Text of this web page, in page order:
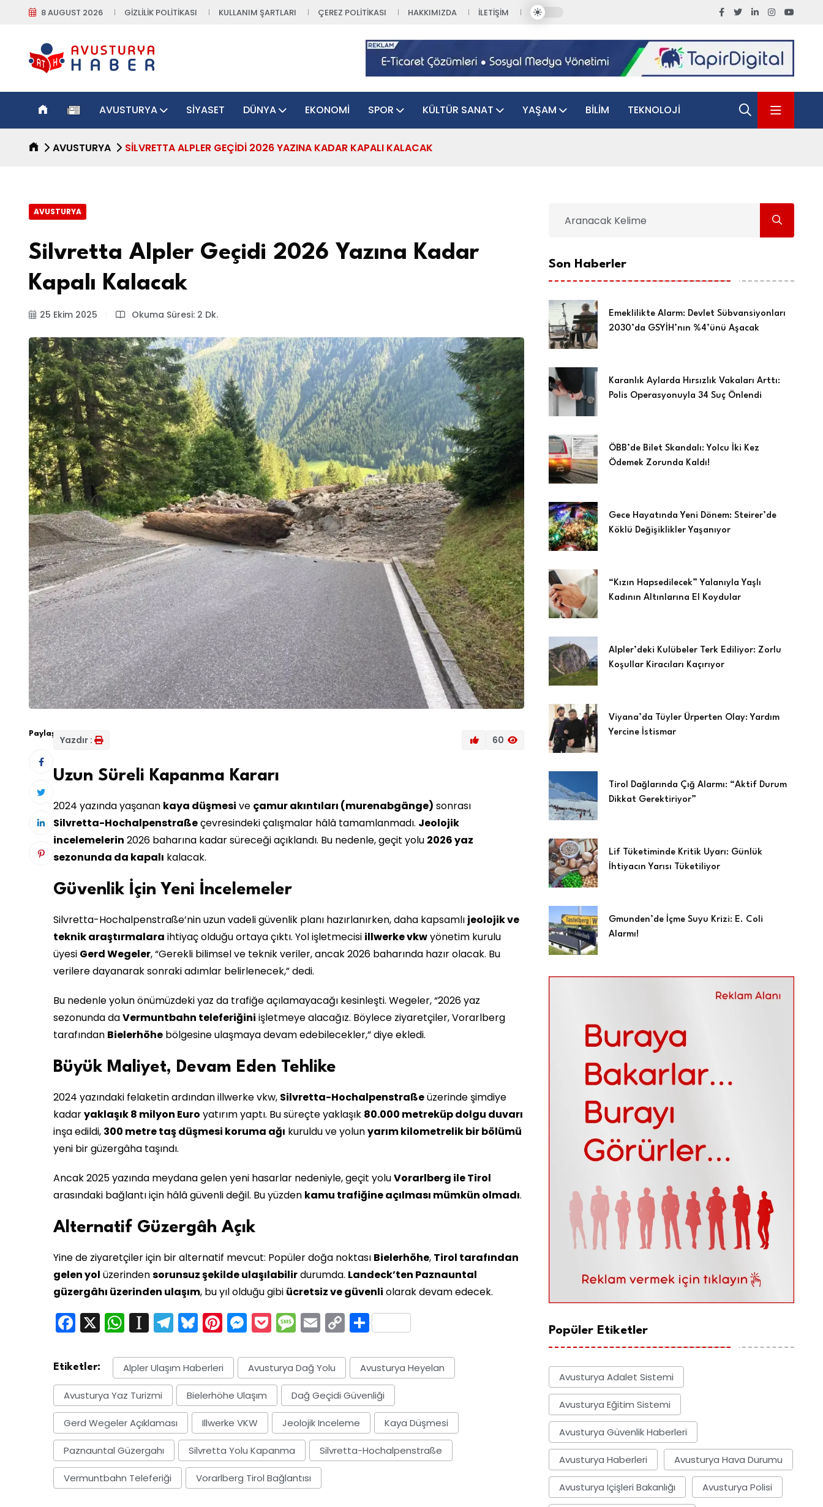
8 AUGUST 2026 GIZLILIK POLITIKASI KULLANIM ŞARTLARI ÇEREZ POLITIKASI HAKKIMIZDA İLETIŞIM
AVUSTURYA SIYASET DÜNYA EKONOMI SPOR KÜLTÜR SANAT YAŞAM BILIM TEKNOLOJI
AVUSTURYA SILVRETTA ALPLER GEÇIDI 2026 YAZINA KADAR KAPALI KALACAK
AVUSTURYA
Silvretta Alpler Geçidi 2026 Yazına Kadar
Kapalı Kalacak
25 Ekim 2025 Okuma Süresi: 2 Dk.
Paylaş:
Yazdır : 60
Uzun Süreli Kapanma Kararı
2024 yazında yaşanan kaya düşmesi ve çamur akıntıları (murenabgänge) sonrası
Silvretta-Hochalpenstraßeçevresindeki çalışmalar hâlâ tamamlanmadı. Jeolojik
incelemelerin 2026 baharına kadar süreceği açıklandı. Bu nedenle, geçit yolu 2026 yaz
sezonunda da kapalı kalacak.
Güvenlik İçin Yeni İncelemeler
Silvretta-Hochalpenstraße’nin uzun vadeli güvenlik planı hazırlanırken, daha kapsamlı jeolojik ve
teknik araştırmalara ihtiyaç olduğu ortaya çıktı. Yol işletmecisi illwerke vkwyönetim kurulu
üyesi Gerd Wegeler, “Gerekli bilimsel ve teknik veriler, ancak 2026 baharında hazır olacak. Bu
verilere dayanarak sonraki adımlar belirlenecek,” dedi.
Bu nedenle yolun önümüzdeki yaz da trafiğe açılamayacağı kesinleşti. Wegeler, “2026 yaz
sezonunda daVermuntbahn teleferiğini işletmeye alacağız. Böylece ziyaretçiler, Vorarlberg
tarafından Bielerhöhe bölgesine ulaşmaya devam edebilecekler,” diye ekledi.
Büyük Maliyet, Devam Eden Tehlike
2024 yazındaki felaketin ardından illwerke vkw, Silvretta-Hochalpenstraßeüzerinde şimdiye
kadaryaklaşık 8 milyon Euro yatırım yaptı. Bu süreçte yaklaşık 80.000 metreküp dolgu duvarı
inşa edildi, 300 metre taş düşmesi koruma ağı kuruldu ve yolunyarım kilometrelik bir bölümü
yeni bir güzergâha taşındı.
Ancak 2025 yazında meydana gelen yeni hasarlar nedeniyle, geçit yoluVorarlberg ile Tirol
arasındaki bağlantı için hâlâ güvenli değil. Bu yüzden kamu trafiğine açılması mümkün olmadı.
Alternatif Güzergâh Açık
Yine de ziyaretçiler için bir alternatif mevcut: Popüler doğa noktası Bielerhöhe, Tirol tarafından
gelen yol üzerindensorunsuz şekilde ulaşılabilirdurumda. Landeck’ten Paznauntal
güzergâhı üzerinden ulaşım, bu yıl olduğu gibi ücretsiz ve güvenli olarak devam edecek.
Facebook
X WhatsApp
Instapaper
Telegram
Bluesky
Pinterest
Messenger
Pocket
Message
EmailCopy
Share
Etiketler: Alpler Ulaşım Haberleri Avusturya Dağ Yolu Avusturya Heyelan
Avusturya Yaz Turizmi Bielerhöhe Ulaşım Dağ Geçidi Güvenliği
Gerd Wegeler Açıklaması Illwerke VKW Jeolojik Inceleme Kaya Düşmesi
Paznauntal Güzergahı Silvretta Yolu Kapanma Silvretta-Hochalpenstraße
Vermuntbahn Teleferiği Vorarlberg Tirol Bağlantısı
Son Haberler
Emeklilikte Alarm: Devlet Sübvansiyonları
2030’da GSYİH’nın %4’ünü Aşacak
Karanlık Aylarda Hırsızlık Vakaları Arttı:
Polis Operasyonuyla 34 Suç Önlendi
ÖBB’de Bilet Skandalı: Yolcu İki Kez
Ödemek Zorunda Kaldı!
Gece Hayatında Yeni Dönem: Steirer’de
Köklü Değişiklikler Yaşanıyor
“Kızın Hapsedilecek” Yalanıyla Yaşlı
Kadının Altınlarına El Koydular
Alpler’deki Kulübeler Terk Ediliyor: Zorlu
Koşullar Kiracıları Kaçırıyor
Viyana’da Tüyler Ürperten Olay: Yardım
Yercine İstismar
Tirol Dağlarında Çığ Alarmı: “Aktif Durum
Dikkat Gerektiriyor”
Lif Tüketiminde Kritik Uyarı: Günlük
İhtiyacın Yarısı Tüketiliyor
Gmunden’de İçme Suyu Krizi: E. Coli
Alarmı!
Popüler Etiketler
Avusturya Adalet Sistemi
Avusturya Eğitim Sistemi
Avusturya Güvenlik Haberleri
Avusturya Haberleri Avusturya Hava Durumu
Avusturya Içişleri Bakanlığı Avusturya Polisi